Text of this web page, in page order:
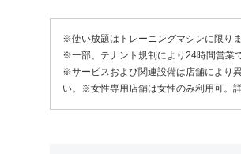
※使い放題はトレーニングマシンに限りま
※一部、テナント規制により24時間営業
※サービスおよび関連設備は店舗により
い。※女性専用店舗は女性のみ利用可。